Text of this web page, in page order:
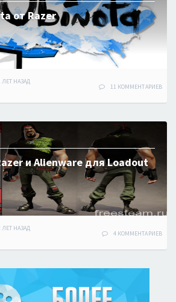
от Razer
ЛЕТНАЗАД
11 КОММЕНТАРИЕВ
и Alienware для Loadout
ЛЕТНАЗАД
4 КОММЕНТАРИЕВ